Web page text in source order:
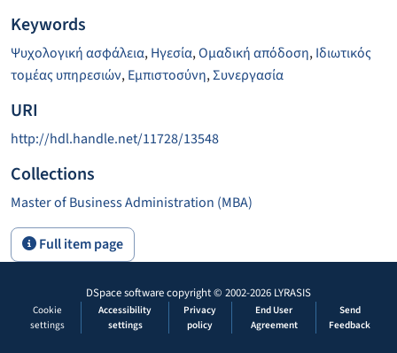
Keywords
Ψυχολογική ασφάλεια,Ηγεσία,Ομαδική απόδοση,Ιδιωτικός
τομέας υπηρεσιών,Εμπιστοσύνη,Συνεργασία
URI
http://hdl.handle.net/11728/13548
Collections
Master of Business Administration (ΜΒΑ)
Full item page
DSpace softwarecopyright © 2002-2026 LYRASIS
Cookie
settings
Accessibility
settings
Privacy
policy
End User
Agreement
Send
Feedback